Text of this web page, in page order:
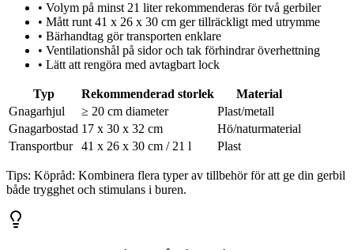
• Volym på minst 21 liter rekommenderas för två gerbiler
• Mått runt 41 x 26 x 30 cm ger tillräckligt med utrymme
• Bärhandtag gör transporten enklare
• Ventilationshål på sidor och tak förhindrar överhettning
• Lätt att rengöra med avtagbart lock
Typ Rekommenderad storlek
Material
Gnagarhjul
≥ 20 cm diameter
Plast/metall
Gnagarbostad 17 x 30 x 32 cm
Hö/naturmaterial
Transportbur
41 x 26 x 30 cm / 21 l Plast
Tips: Köpråd: Kombinera flera typer av tillbehör för att ge din gerbil
både trygghet och stimulans i buren.